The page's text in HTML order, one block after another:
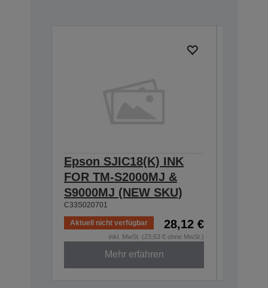
Epson SJIC18(K) INK
FOR TM-S2000MJ &
S9000MJ (NEW SKU)
C33S020701
Aktuell nicht verfügbar 28,12 €
inkl. MwSt. (23,63 € ohne MwSt.)
Mehr erfahren